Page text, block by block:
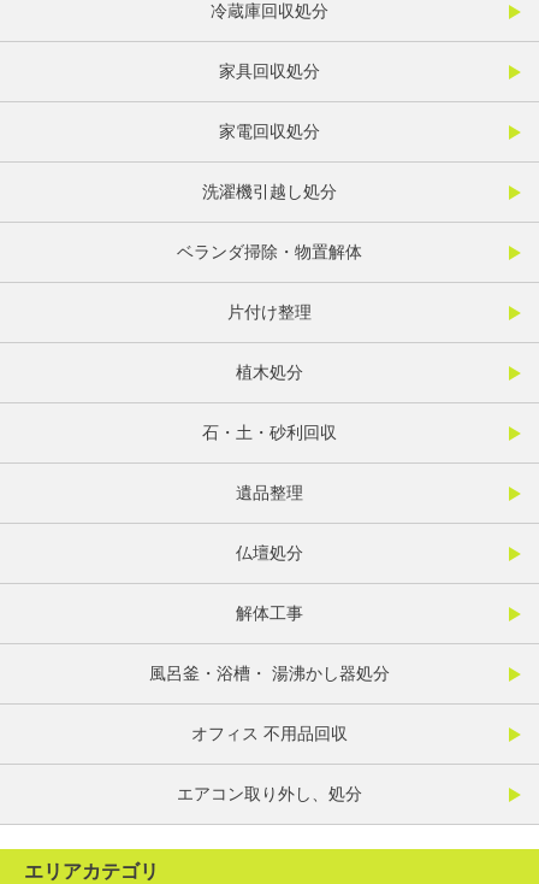
冷蔵庫回収処分
家具回収処分
家電回収処分
洗濯機引越し処分
ベランダ掃除・物置解体
片付け整理
植木処分
石・土・砂利回収
遺品整理
仏壇処分
解体工事
風呂釜・浴槽・ 湯沸かし器処分
オフィス 不用品回収
エアコン取り外し、処分
エリアカテゴリ